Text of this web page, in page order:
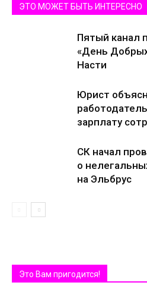
ЭТО МОЖЕТ БЫТЬ ИНТЕРЕСНО
Пятый канал
«День
Насти
Юрист
зарплату
СК начал
о
на Эльбрус
Это Вам пригодится!